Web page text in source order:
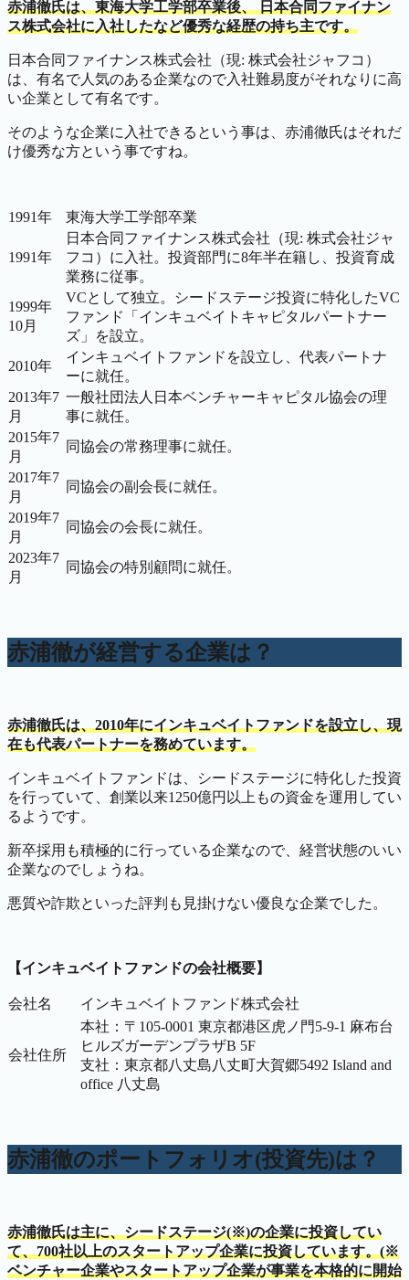
赤浦徹氏は、東海大学工学部卒業後、 日本合同ファイナン
ス株式会社に入社したなど優秀な経歴の持ち主です。
日本合同ファイナンス株式会社（現: 株式会社ジャフコ）
は、有名で人気のある企業なので入社難易度がそれなりに高
い企業として有名です。
そのような企業に入社できるという事は、赤浦徹氏はそれだ
け優秀な方という事ですね。
1991年 東海大学工学部卒業
1991年
日本合同ファイナンス株式会社（現: 株式会社ジャ
フコ）に入社。投資部門に8年半在籍し、投資育成
業務に従事。
1999年
10月
VCとして独立。シードステージ投資に特化したVC
ファンド「インキュベイトキャピタルパートナー
ズ」を設立。
2010年
インキュベイトファンドを設立し、代表パートナ
ーに就任。
2013年7
月
一般社団法人日本ベンチャーキャピタル協会の理
事に就任。
2015年7
月
同協会の常務理事に就任。
2017年7
月
同協会の副会長に就任。
2019年7
月
同協会の会長に就任。
2023年7
月
同協会の特別顧問に就任。
赤浦徹が経営する企業は？
赤浦徹氏は、2010年にインキュベイトファンドを設立し、現
在も代表パートナーを務めています。
インキュベイトファンドは、シードステージに特化した投資
を行っていて、創業以来1250億円以上もの資金を運用してい
るようです。
新卒採用も積極的に行っている企業なので、経営状態のいい
企業なのでしょうね。
悪質や詐欺といった評判も見掛けない優良な企業でした。
【インキュベイトファンドの会社概要】
会社名 インキュベイトファンド株式会社
会社住所
本社：〒105-0001 東京都港区虎ノ門5-9-1 麻布台
ヒルズガーデンプラザB 5F
支社：東京都八丈島八丈町大賀郷5492 Island and
office 八丈島
赤浦徹のポートフォリオ(投資先)は？
赤浦徹氏は主に、シードステージ(※)の企業に投資してい
て、700社以上のスタートアップ企業に投資しています。(※
ベンチャー企業やスタートアップ企業が事業を本格的に開始